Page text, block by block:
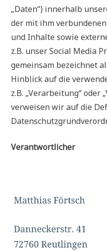
„Daten“) innerhalb
der mit ihm
und Inhalte sowie
z.B. unser Social Media
gemeinsam bezeichnet
Hinblick auf die
z.B. „Verarbeitung“ oder
verweisen wir auf die
Verantwortlicher